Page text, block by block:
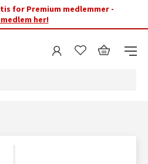
for Premium medlemmer -
her!